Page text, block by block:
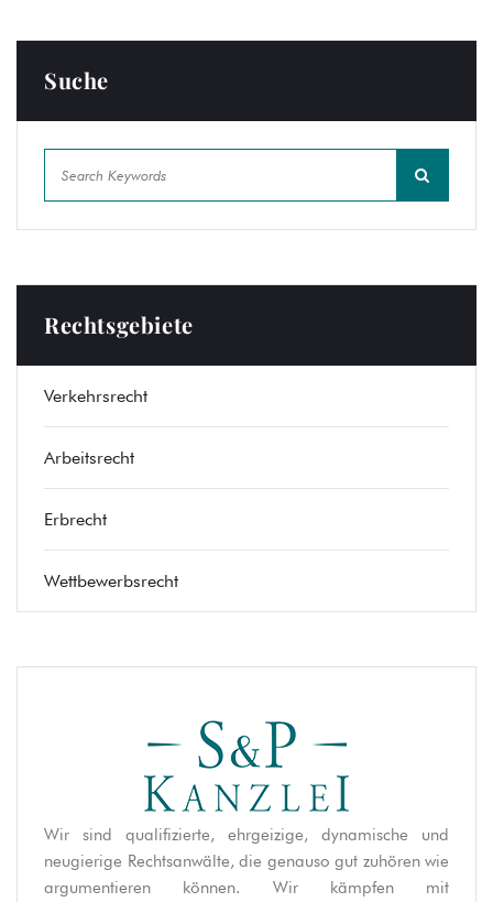
Suche
Rechtsgebiete
Verkehrsrecht
Arbeitsrecht
Erbrecht
Wettbewerbsrecht
Wir sind qualifizierte, ehrgeizige, dynamische und
neugierige Rechtsanwälte, die genauso gut zuhören wie
argumentieren können. Wir kämpfen mit